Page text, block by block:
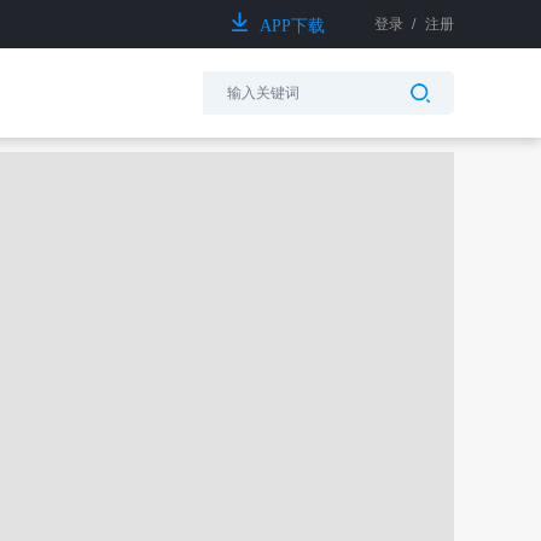
APP下载 登录 / 注册